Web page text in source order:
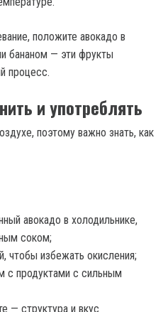
положите авокадо в
бананом — эти фрукты
процесс.
и употреблять
поэтому важно знать, как
авокадо в холодильнике,
соком;
чтобы избежать окисления;
с продуктами с сильным
— структура и вкус